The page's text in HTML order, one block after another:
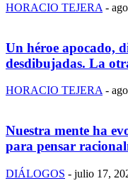
HORACIO TEJERA -
Un héroe apocado,
desdibujadas. La
HORACIO TEJERA -
Nuestra mente ha
para pensar
DIÁLOGOS - julio 17,